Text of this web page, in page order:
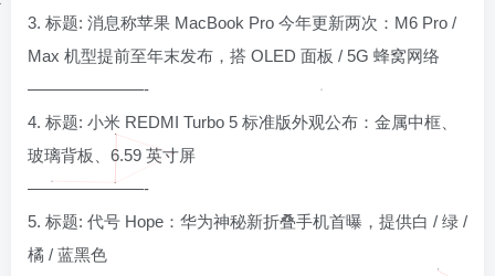
3. 标题: 消息称苹果 MacBook Pro 今年更新两次：M6 Pro /
Max 机型提前至年末发布，搭 OLED 面板 / 5G 蜂窝网络
———————-
4. 标题: 小米 REDMI Turbo 5 标准版外观公布：金属中框、
玻璃背板、6.59 英寸屏
———————-
5. 标题: 代号 Hope：华为神秘新折叠手机首曝，提供白 / 绿 /
橘 / 蓝黑色